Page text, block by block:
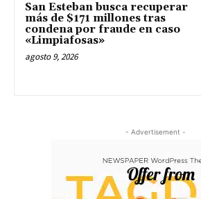
San Esteban busca recuperar
más de $171 millones tras
condena por fraude en caso
«Limpiafosas»
agosto 9, 2026
- Advertisement -